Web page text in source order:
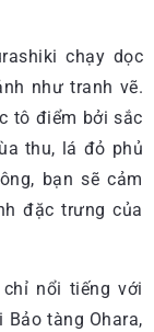
chạy dọc
như tranh vẽ.
tô điểm bởi sắc
thu, lá đỏ phủ
bạn sẽ cảm
đặc trưng của
chỉ nổi tiếng với
tàng Ohara,